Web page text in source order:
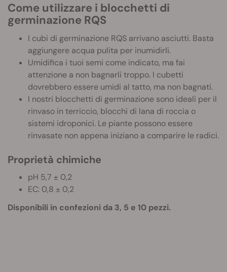
Come utilizzare i blocchetti di
germinazione RQS
I cubi di germinazione RQS arrivano asciutti. Basta
aggiungere acqua pulita per inumidirli.
Umidifica i tuoi semi come indicato, ma fai
attenzione a non bagnarli troppo. I cubetti
dovrebbero essere umidi al tatto, ma non bagnati.
I nostri blocchetti di germinazione sono ideali per il
rinvaso in terriccio, blocchi di lana di roccia o
sistemi idroponici. Le piante possono essere
rinvasate non appena iniziano a comparire le radici.
Proprietà chimiche
pH 5,7 ± 0,2
EC: 0,8 ± 0,2
Disponibili in confezioni da 3, 5 e 10 pezzi.